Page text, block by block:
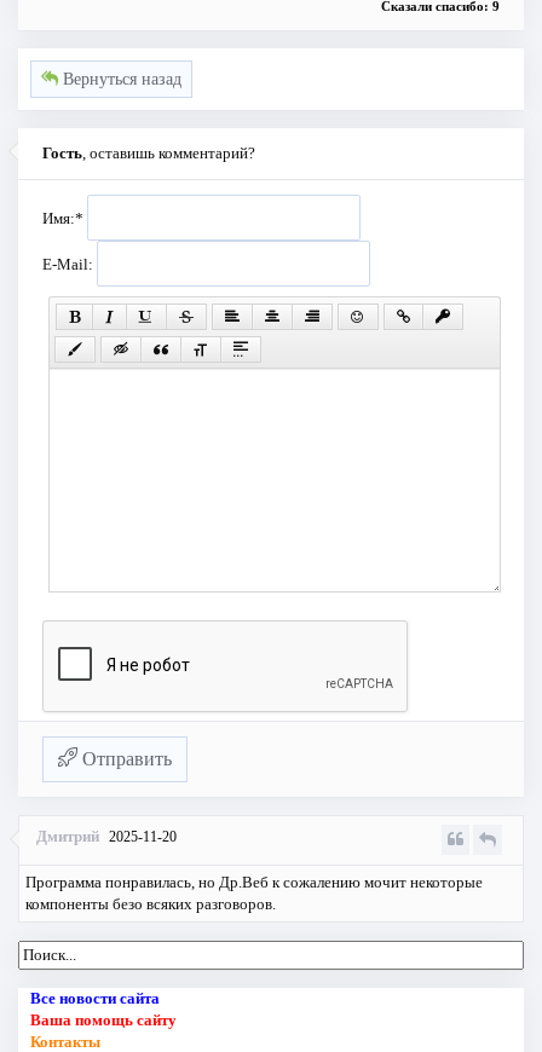
Сказали спасибо: 9
Вернуться назад
Гость , оставишь комментарий?
Имя:*
E-Mail:
Отправить
Дмитрий 2025-11-20
Программа понравилась, но Др.Веб к сожалению мочит некоторые
компоненты безо всяких разговоров.
Все новости сайта
Ваша помощь сайту
Контакты